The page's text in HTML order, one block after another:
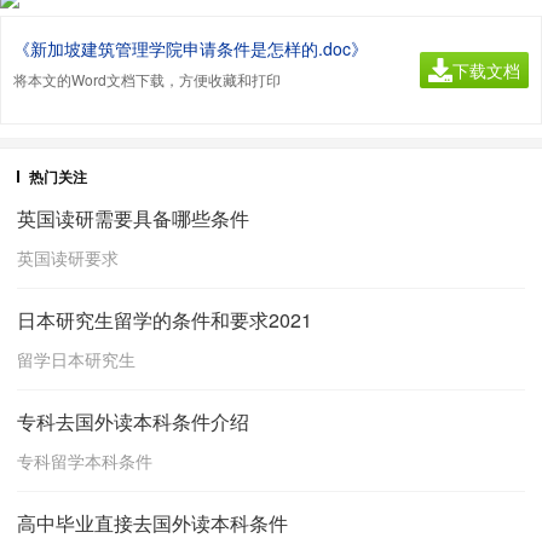
《新加坡建筑管理学院申请条件是怎样的.doc》
将本文的Word文档下载，方便收藏和打印 下载文档
热门关注
英国读研需要具备哪些条件
英国读研要求
日本研究生留学的条件和要求2021
留学日本研究生
专科去国外读本科条件介绍
专科留学本科条件
高中毕业直接去国外读本科条件